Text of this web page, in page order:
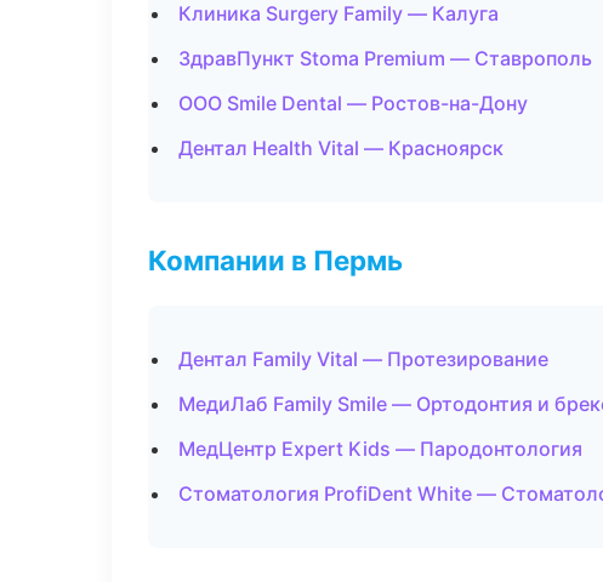
Клиника Surgery Family — Калуга
ЗдравПункт Stoma Premium — Ставрополь
ООО Smile Dental — Ростов-на-Дону
Дентал Health Vital — Красноярск
Компании в Пермь
Дентал Family Vital — Протезирование
МедиЛаб Family Smile — Ортодонтия и
МедЦентр Expert Kids — Пародонтология
Стоматология ProfiDent White —